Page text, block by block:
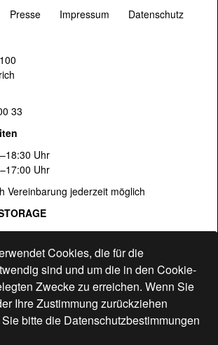
Cookies, die für die
sind und um die in den Cookie-
Zwecke zu erreichen. Wenn Sie
Ihre Zustimmung zurückziehen
bitte die Datenschutzbestimmungen
Presse Impressum Datenschutz
33
Uhr
Uhr
Vereinbarung jederzeit möglich
Uhr
Uhr